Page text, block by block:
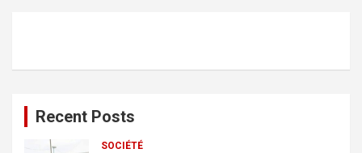
h
Recent Posts
SOCIÉTÉ